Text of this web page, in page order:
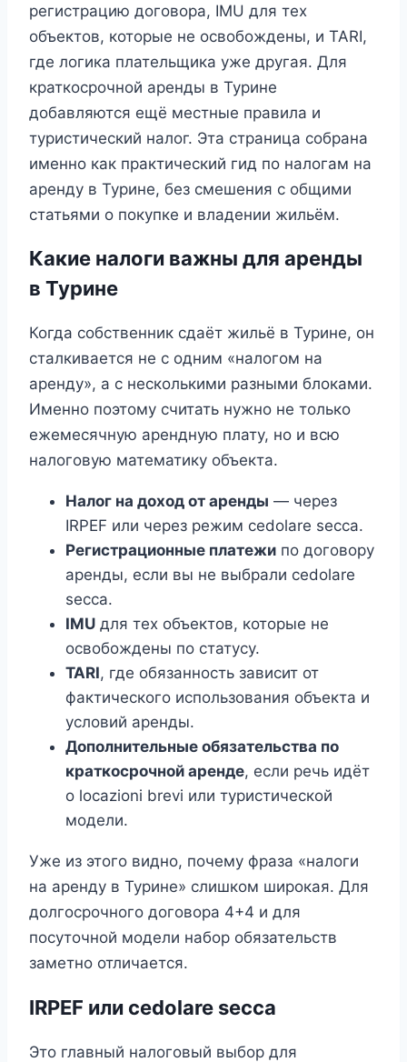
регистрацию договора, IMU для тех
объектов, которые не освобождены, и TARI,
где логика плательщика уже другая. Для
краткосрочной аренды в Турине
добавляются ещё местные правила и
туристический налог. Эта страница собрана
именно как практический гид по налогам на
аренду в Турине, без смешения с общими
статьями о покупке и владении жильём.
Какие налоги важны для аренды
в Турине
Когда собственник сдаёт жильё в Турине, он
сталкивается не с одним «налогом на
аренду», а с несколькими разными блоками.
Именно поэтому считать нужно не только
ежемесячную арендную плату, но и всю
налоговую математику объекта.
Налог на доход от аренды — через
IRPEF или через режим cedolare secca.
Регистрационные платежи по договору
аренды, если вы не выбрали cedolare
secca.
IMU для тех объектов, которые не
освобождены по статусу.
TARI, где обязанность зависит от
фактического использования объекта и
условий аренды.
Дополнительные обязательства по
краткосрочной аренде, если речь идёт
о locazioni brevi или туристической
модели.
Уже из этого видно, почему фраза «налоги
на аренду в Турине» слишком широкая. Для
долгосрочного договора 4+4 и для
посуточной модели набор обязательств
заметно отличается.
IRPEF или cedolare secca
Это главный налоговый выбор для